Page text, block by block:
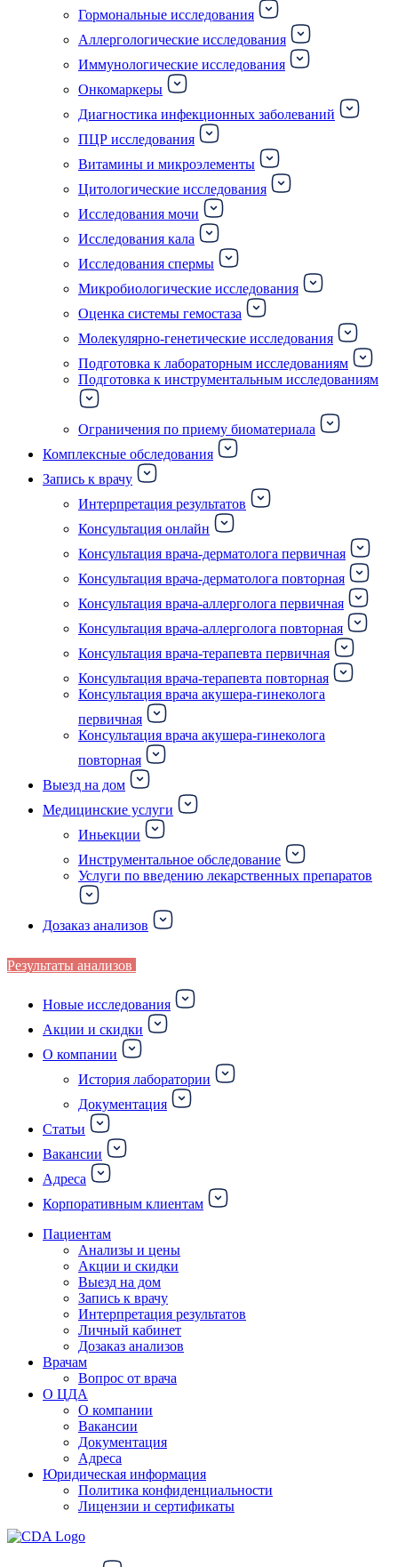
Гормональные исследования
Аллергологические исследования
Иммунологические исследования
Онкомаркеры
Диагностика инфекционных заболеваний
ПЦР исследования
Витамины и микроэлементы
Цитологические исследования
Исследования мочи
Исследования кала
Исследования спермы
Микробиологические исследования
Оценка системы гемостаза
Молекулярно-генетические исследования
Подготовка к лабораторным исследованиям
Подготовка к инструментальным исследованиям
Ограничения по приему биоматериала
Комплексные обследования
Запись к врачу
Интерпретация результатов
Консультация онлайн
Консультация врача-дерматолога первичная
Консультация врача-дерматолога повторная
Консультация врача-аллерголога первичная
Консультация врача-аллерголога повторная
Консультация врача-терапевта первичная
Консультация врача-терапевта повторная
Консультация врача акушера-гинеколога
первичная
Консультация врача акушера-гинеколога
повторная
Выезд на дом
Медицинские услуги
Иньекции
Инструментальное обследование
Услуги по введению лекарственных препаратов
Дозаказ анализов
Результаты анализов
Новые исследования
Акции и скидки
О компании
История лаборатории
Документация
Статьи
Вакансии
Адреса
Корпоративным клиентам
Пациентам
Анализы и цены
Акции и скидки
Выезд на дом
Запись к врачу
Интерпретация результатов
Личный кабинет
Дозаказ анализов
Врачам
Вопрос от врача
О ЦДА
О компании
Вакансии
Документация
Адреса
Юридическая информация
Политика конфиденциальности
Лицензии и сертификаты